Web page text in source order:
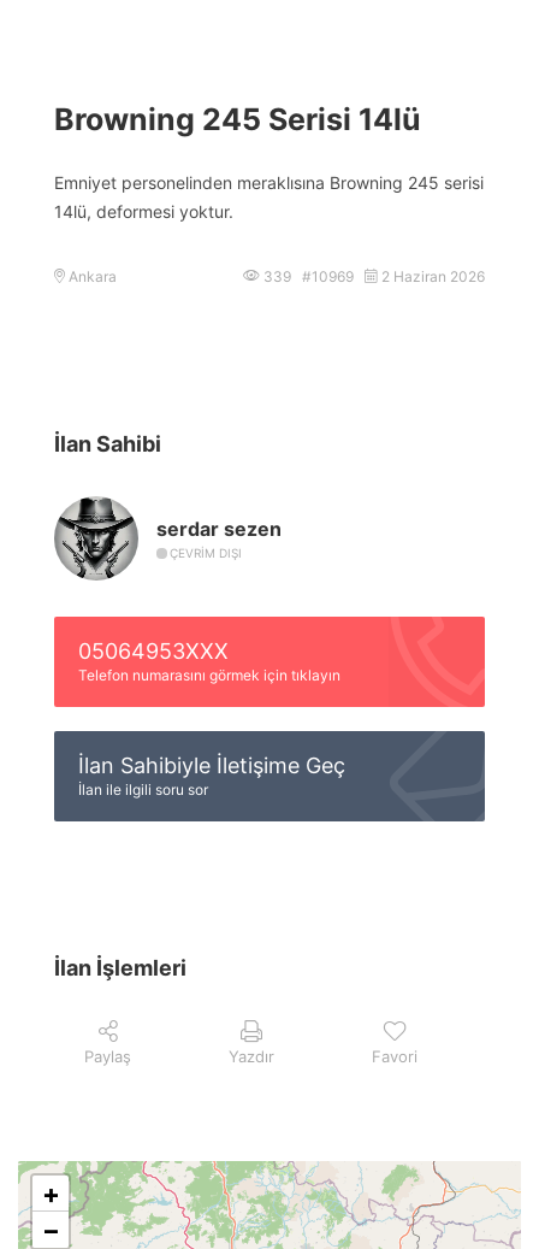
Browning 245 Serisi 14lü
Emniyet personelinden meraklısına Browning 245 serisi
14lü, deformesi yoktur.
Ankara 339 #10969 2 Haziran 2026
İlan Sahibi
serdar sezen
ÇEVRIM DIŞI
05064953XXX
Telefon numarasını görmek için tıklayın
İlan Sahibiyle İletişime Geç
İlan ile ilgili soru sor
İlan İşlemleri
Paylaş Yazdır Favori
+
−